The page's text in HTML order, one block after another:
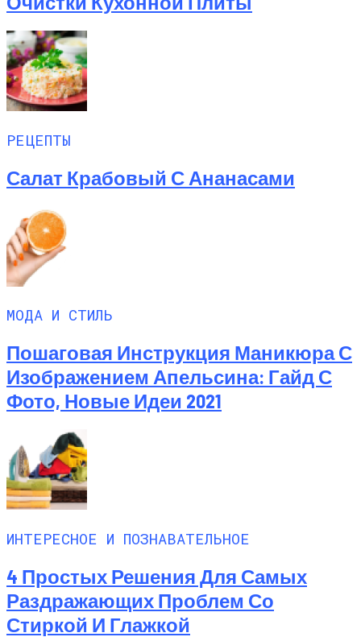
РЕЦЕПТЫ
Салат Крабовый С Ананасами
МОДА И СТИЛЬ
Пошаговая Инструкция Маникюра С
Изображением Апельсина: Гайд С
Фото, Новые Идеи 2021
ИНТЕРЕСНОЕ И ПОЗНАВАТЕЛЬНОЕ
4 Простых Решения Для Самых
Раздражающих Проблем Со
Стиркой И Глажкой